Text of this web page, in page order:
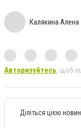
Калякина Алена
Авторизуйтесь, щоб
Діліться цією